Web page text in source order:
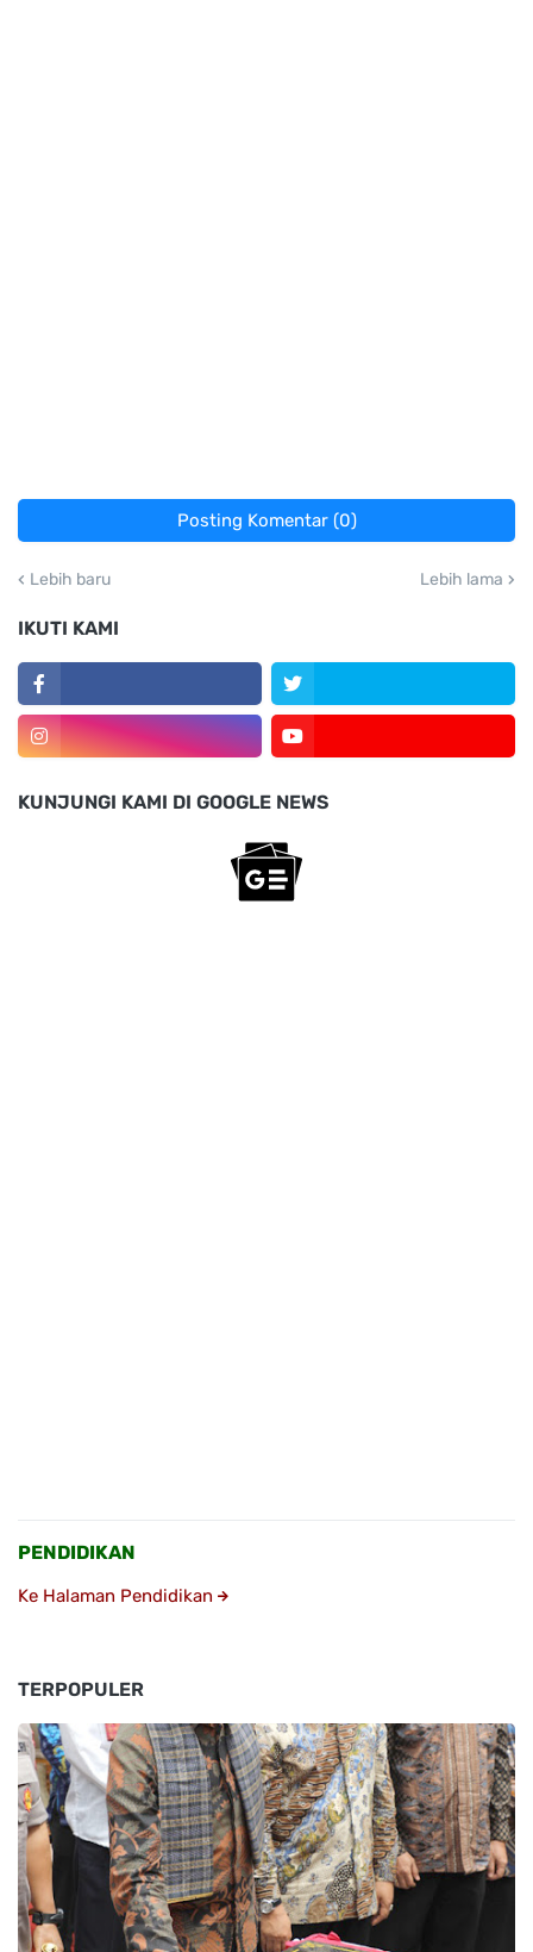
Posting Komentar (0)
Lebih baru Lebih lama
IKUTI KAMI
KUNJUNGI KAMI DI GOOGLE NEWS
PENDIDIKAN
Ke Halaman Pendidikan
TERPOPULER